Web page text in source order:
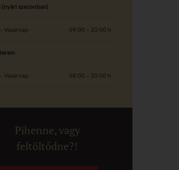
(nyári szezonban)
Vasárnap: 09:00 – 20:00 h
Vasárnap: 08:00 – 20:00 h
Pihenne, vagy
feltöltődne?!